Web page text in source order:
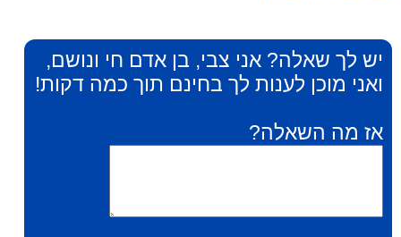
יש לך שאלה? אני צבי, בן אדם חי ונושם,
ואני מוכן לענות לך בחינם תוך כמה דקות!
אז מה השאלה?